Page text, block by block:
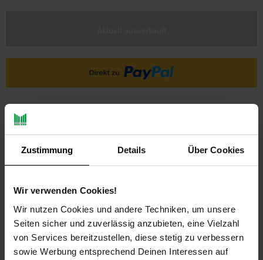
Zustimmung Details Über Cookies
Wir verwenden Cookies!
Wir nutzen Cookies und andere Techniken, um unsere
Seiten sicher und zuverlässig anzubieten, eine Vielzahl
von Services bereitzustellen, diese stetig zu verbessern
sowie Werbung entsprechend Deinen Interessen auf
Ja, ich möchte ein Altgerät abgeben.
PAYBACK